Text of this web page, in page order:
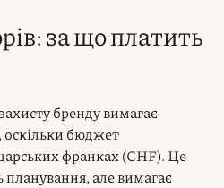
за що платить
бренду вимагає
оскільки бюджет
франках (CHF). Це
планування, але вимагає